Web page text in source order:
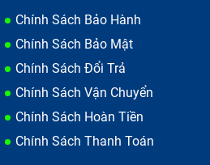
Chính Sách Bảo Hành
Chính Sách Bảo Mật
Chính Sách Đổi Trả
Chính Sách Vận Chuyển
Chính Sách Hoàn Tiền
Chính Sách Thanh Toán